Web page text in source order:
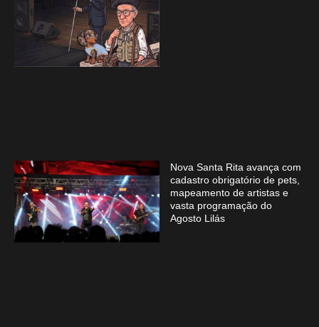
Nova Santa Rita avança com
cadastro obrigatório de pets,
mapeamento de artistas e
vasta programação do
Agosto Lilás